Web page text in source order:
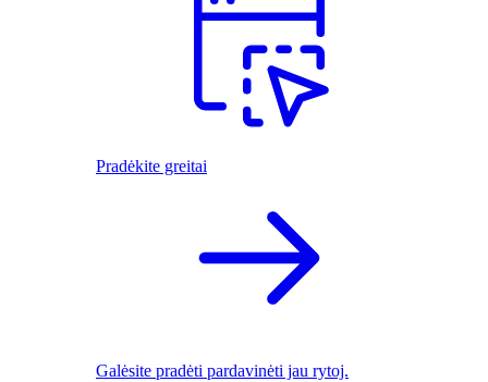
Pradėkite greitai
Galėsite pradėti pardavinėti jau rytoj.